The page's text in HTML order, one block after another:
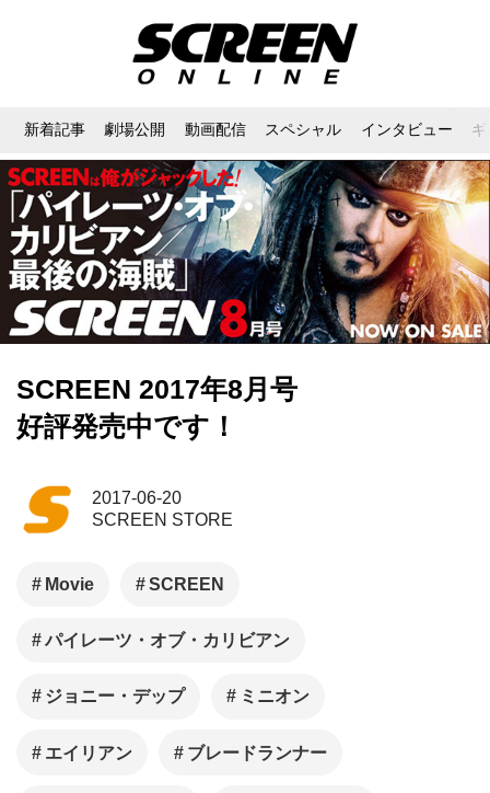
新着記事 劇場公開 動画配信 スペシャル インタビュー
SCREEN 2017年8月号
好評発売中です！
2017-06-20
SCREEN STORE
Movie SCREEN
パイレーツ・オブ・カリビアン
ジョニー・デップ ミニオン
エイリアン ブレードランナー